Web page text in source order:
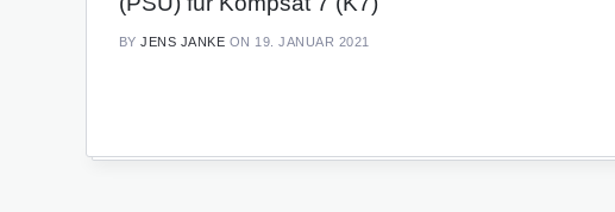
BYJENS JANKE ON 19. JANUAR 2021